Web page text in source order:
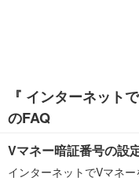
『 インターネット
のFAQ
Vマネー暗証番号の設
インターネットでVマネ